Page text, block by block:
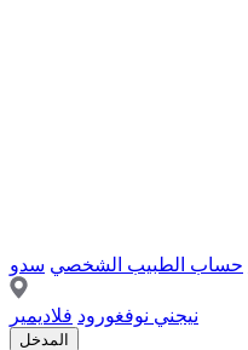
حساب الطبيب الشخصي سدو
نيجني نوفغورود فلاديمير
المدخل